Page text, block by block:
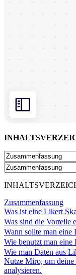
Nach
KI-
Ressourcen
Zusammenfassung
Was ist eine Likert
Was sind die Vorteile
Wann sollte man eine
Wie benutzt man eine
Wie man Daten aus
Nutze Miro, um deine
analysieren.